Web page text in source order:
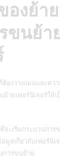
องย้า
ขนย้า
ต้องวางแผนและคว
ย้ายเฟอร์นิเจอร์ให้เ
จะเริ่มกระบวนการ
มูลเกี่ยวกับเฟอร์นิเ
การขนย้าย